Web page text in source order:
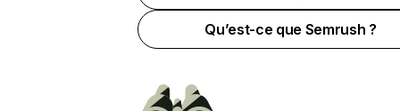
Qu’est-ce que Semrush ?